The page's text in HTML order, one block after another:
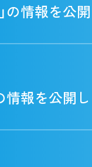
の情報を公
情報を公開